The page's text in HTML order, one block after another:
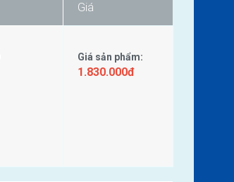
Giá
Giá sản phẩm:
1.830.000đ